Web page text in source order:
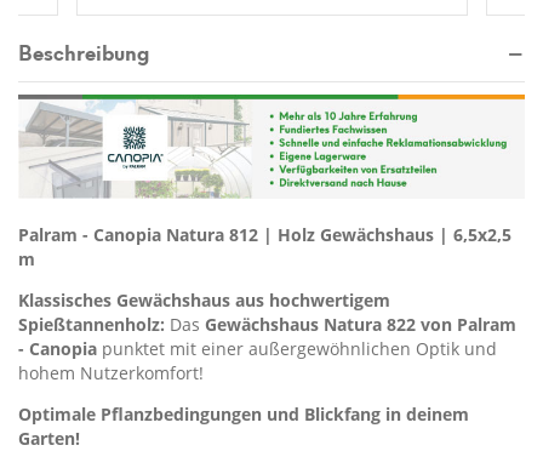
Beschreibung
Palram - Canopia Natura 812 | Holz Gewächshaus | 6,5x2,5
m
Klassisches Gewächshaus aus hochwertigem
Spießtannenholz: Das Gewächshaus Natura 822 von Palram
- Canopia punktet mit einer außergewöhnlichen Optik und
hohem Nutzerkomfort!
Optimale Pflanzbedingungen und Blickfang in deinem
Garten!